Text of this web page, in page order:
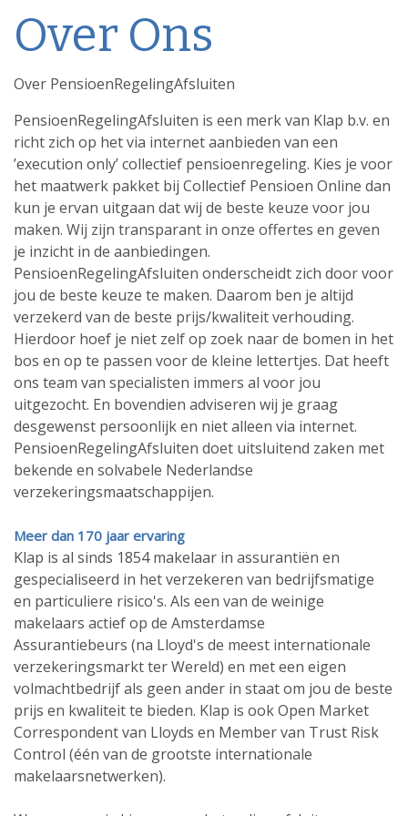
Over Ons
Over PensioenRegelingAfsluiten
PensioenRegelingAfsluiten is een merk van Klap b.v. en
richt zich op het via internet aanbieden van een
’execution only’ collectief pensioenregeling. Kies je voor
het maatwerk pakket bij Collectief Pensioen Online dan
kun je ervan uitgaan dat wij de beste keuze voor jou
maken. Wij zijn transparant in onze offertes en geven
je inzicht in de aanbiedingen.
PensioenRegelingAfsluiten onderscheidt zich door voor
jou de beste keuze te maken. Daarom ben je altijd
verzekerd van de beste prijs/kwaliteit verhouding.
Hierdoor hoef je niet zelf op zoek naar de bomen in het
bos en op te passen voor de kleine lettertjes. Dat heeft
ons team van specialisten immers al voor jou
uitgezocht. En bovendien adviseren wij je graag
desgewenst persoonlijk en niet alleen via internet.
PensioenRegelingAfsluiten doet uitsluitend zaken met
bekende en solvabele Nederlandse
verzekeringsmaatschappijen.
Meer dan 170 jaar ervaring
Klap is al sinds 1854 makelaar in assurantiën en
gespecialiseerd in het verzekeren van bedrijfsmatige
en particuliere risico's. Als een van de weinige
makelaars actief op de Amsterdamse
Assurantiebeurs (na Lloyd's de meest internationale
verzekeringsmarkt ter Wereld) en met een eigen
volmachtbedrijf als geen ander in staat om jou de beste
prijs en kwaliteit te bieden. Klap is ook Open Market
Correspondent van Lloyds en Member van Trust Risk
Control (één van de grootste internationale
makelaarsnetwerken).